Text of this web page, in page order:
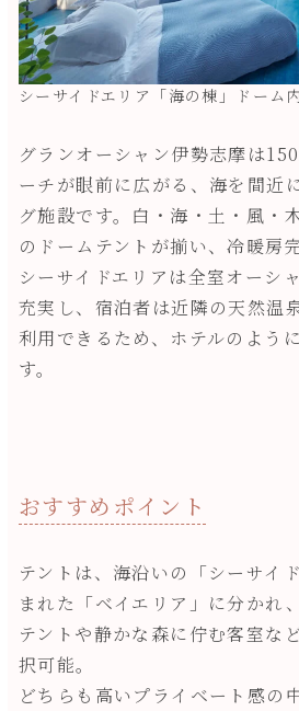
シーサイドエリア「海の棟」ドーム
グランオーシャン伊勢志摩は
ーチが眼前に広がる、海を間近
グ施設です。白・海・土・風・
のドームテントが揃い、冷暖房
シーサイドエリアは全室オーシ
充実し、宿泊者は近隣の天然温
利用できるため、ホテルのよう
す。
おすすめポイント
テントは、海沿いの「シーサイ
まれた「ベイエリア」に分かれ
テントや静かな森に佇む客室な
択可能。
どちらも高いプライベート感の